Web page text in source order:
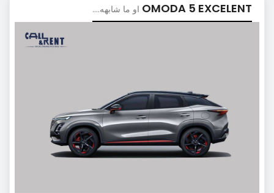
OMODA 5 EXCELENT او ما شابهه....